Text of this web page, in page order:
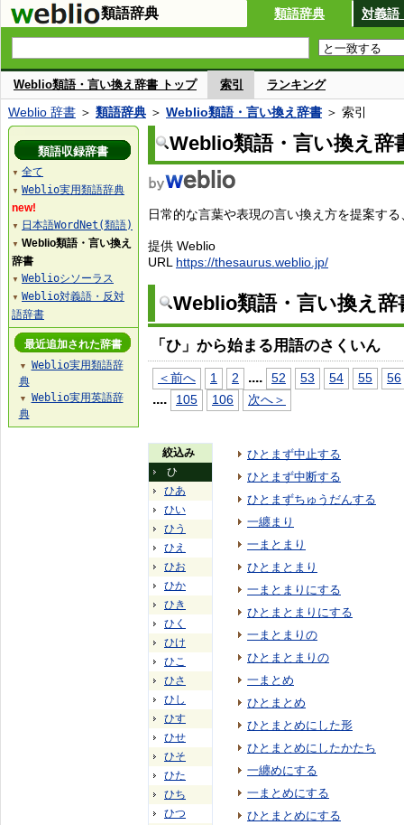
類語辞典 類語辞典 対義語
Weblio類語・言い換え辞書 トップ 索引 ランキング
Weblio 辞書 ＞ 類語辞典 ＞ Weblio類語・言い換え辞書 ＞ 索引
Weblio類語・言い換え辞
日常的な言葉や表現の言い換え方を提案す
提供 Weblio
URL https://thesaurus.weblio.jp/
Weblio類語・言い換え
「ひ」から始まる用語のさくいん
＜前へ 1 2 .... 52 53 54 55 56
.... 105 106 次へ＞
絞込み
ひ
ひあ
ひい
ひう
ひえ
ひお
ひか
ひき
ひく
ひけ
ひこ
ひさ
ひし
ひす
ひせ
ひそ
ひた
ひち
ひつ
ひとまず中止する
ひとまず中断する
ひとまずちゅうだんする
一纏まり
一まとまり
ひとまとまり
一まとまりにする
ひとまとまりにする
一まとまりの
ひとまとまりの
一まとめ
ひとまとめ
ひとまとめにした形
ひとまとめにしたかたち
一纏めにする
一まとめにする
ひとまとめにする
類語収録辞書
▼ 全て
▼ Weblio実用類語辞典
new!
▼ 日本語WordNet(類語)
▼ Weblio類語・言い換え
辞書
▼ Weblioシソーラス
▼ Weblio対義語・反対
語辞書
最近追加された辞書
▼
Weblio実用類語辞
典
▼
Weblio実用英語辞
典